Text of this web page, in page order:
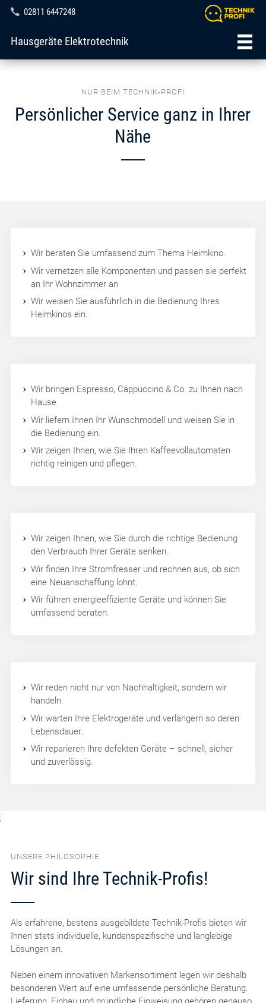
02811 6447248
Hausgeräte Elektrotechnik
NUR BEIM TECHNIK-PROFI
Persönlicher Service ganz in Ihrer
Nähe
Wir beraten Sie umfassend zum Thema Heimkino.
Wir vernetzen alle Komponenten und passen sie perfekt
an Ihr Wohnzimmer an
Wir weisen Sie ausführlich in die Bedienung Ihres
Heimkinos ein.
Wir bringen Espresso, Cappuccino & Co. zu Ihnen nach
Hause.
Wir liefern Ihnen Ihr Wunschmodell und weisen Sie in
die Bedienung ein.
Wir zeigen Ihnen, wie Sie Ihren Kaffeevollautomaten
richtig reinigen und pflegen.
Wir zeigen Ihnen, wie Sie durch die richtige Bedienung
den Verbrauch Ihrer Geräte senken.
Wir finden Ihre Stromfresser und rechnen aus, ob sich
eine Neuanschaffung lohnt.
Wir führen energieeffiziente Geräte und können Sie
umfassend beraten.
Wir reden nicht nur von Nachhaltigkeit, sondern wir
handeln.
Wir warten Ihre Elektrogeräte und verlängern so deren
Lebensdauer.
Wir reparieren Ihre defekten Geräte – schnell, sicher
und zuverlässig.
;
UNSERE PHILOSOPHIE
Wir sind Ihre Technik-Profis!
Als erfahrene, bestens ausgebildete Technik-Profis bieten wir
Ihnen stets individuelle, kundenspezifische und langlebige
Lösungen an.
Neben einem innovativen Markensortiment legen wir deshalb
besonderen Wert auf eine umfassende persönliche Beratung.